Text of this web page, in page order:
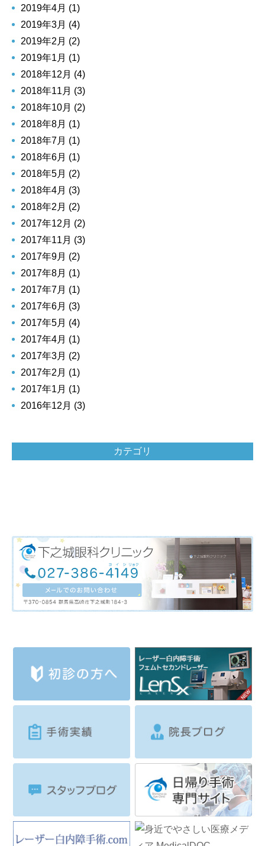
2019年4月 (1)
2019年3月 (4)
2019年2月 (2)
2019年1月 (1)
2018年12月 (4)
2018年11月 (3)
2018年10月 (2)
2018年8月 (1)
2018年7月 (1)
2018年6月 (1)
2018年5月 (2)
2018年4月 (3)
2018年2月 (2)
2017年12月 (2)
2017年11月 (3)
2017年9月 (2)
2017年8月 (1)
2017年7月 (1)
2017年6月 (3)
2017年5月 (4)
2017年4月 (1)
2017年3月 (2)
2017年2月 (1)
2017年1月 (1)
2016年12月 (3)
カテゴリ